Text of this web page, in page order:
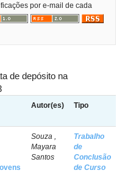
por e-mail de cada
de depósito na
Autor(es) Tipo
Souza ,
Mayara
Santos
Trabalho
de
Conclusão
de Curso